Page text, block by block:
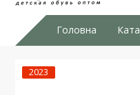
Головна
2023